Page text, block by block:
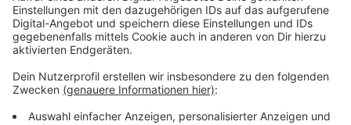
abgelehnt hatten. Bis Mittwoch läuft die Abstimmung,
dann soll klar sein, welche konkreten Maßnahmen
kommen.
Anzeige